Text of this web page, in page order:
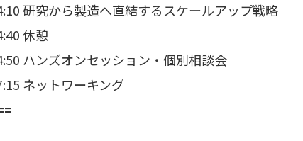
研究から製造へ直結するスケールアップ戦略
休憩
ハンズオンセッション・個別相談会
ネットワーキング